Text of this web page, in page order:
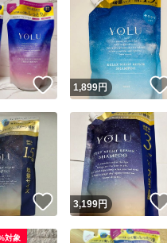
いいね！
1,899円
いいね！
3,199円
対象